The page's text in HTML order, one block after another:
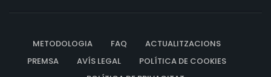
METODOLOGIA FAQ
ACTUALITZACIONS
PREMSA
AVÍS LEGAL
POLÍTICA DE COOKIES